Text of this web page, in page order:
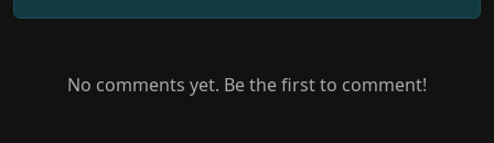
No comments yet. Be the first to comment!